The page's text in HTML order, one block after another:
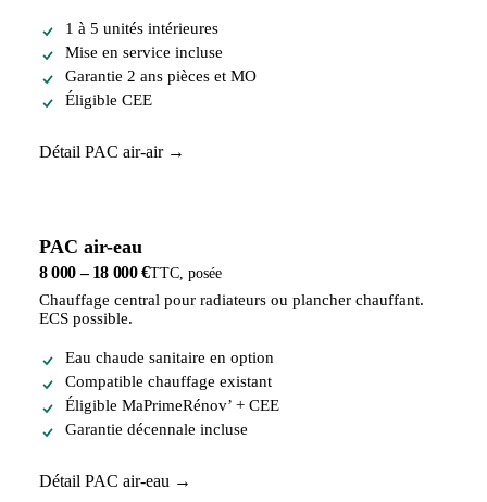
1 à 5 unités intérieures
Mise en service incluse
Garantie 2 ans pièces et MO
Éligible CEE
Détail PAC air-air →
PAC air-eau
8 000 – 18 000 €TTC, posée
Chauffage central pour radiateurs ou plancher chauffant.
ECS possible.
Eau chaude sanitaire en option
Compatible chauffage existant
Éligible MaPrimeRénov’ + CEE
Garantie décennale incluse
Détail PAC air-eau →